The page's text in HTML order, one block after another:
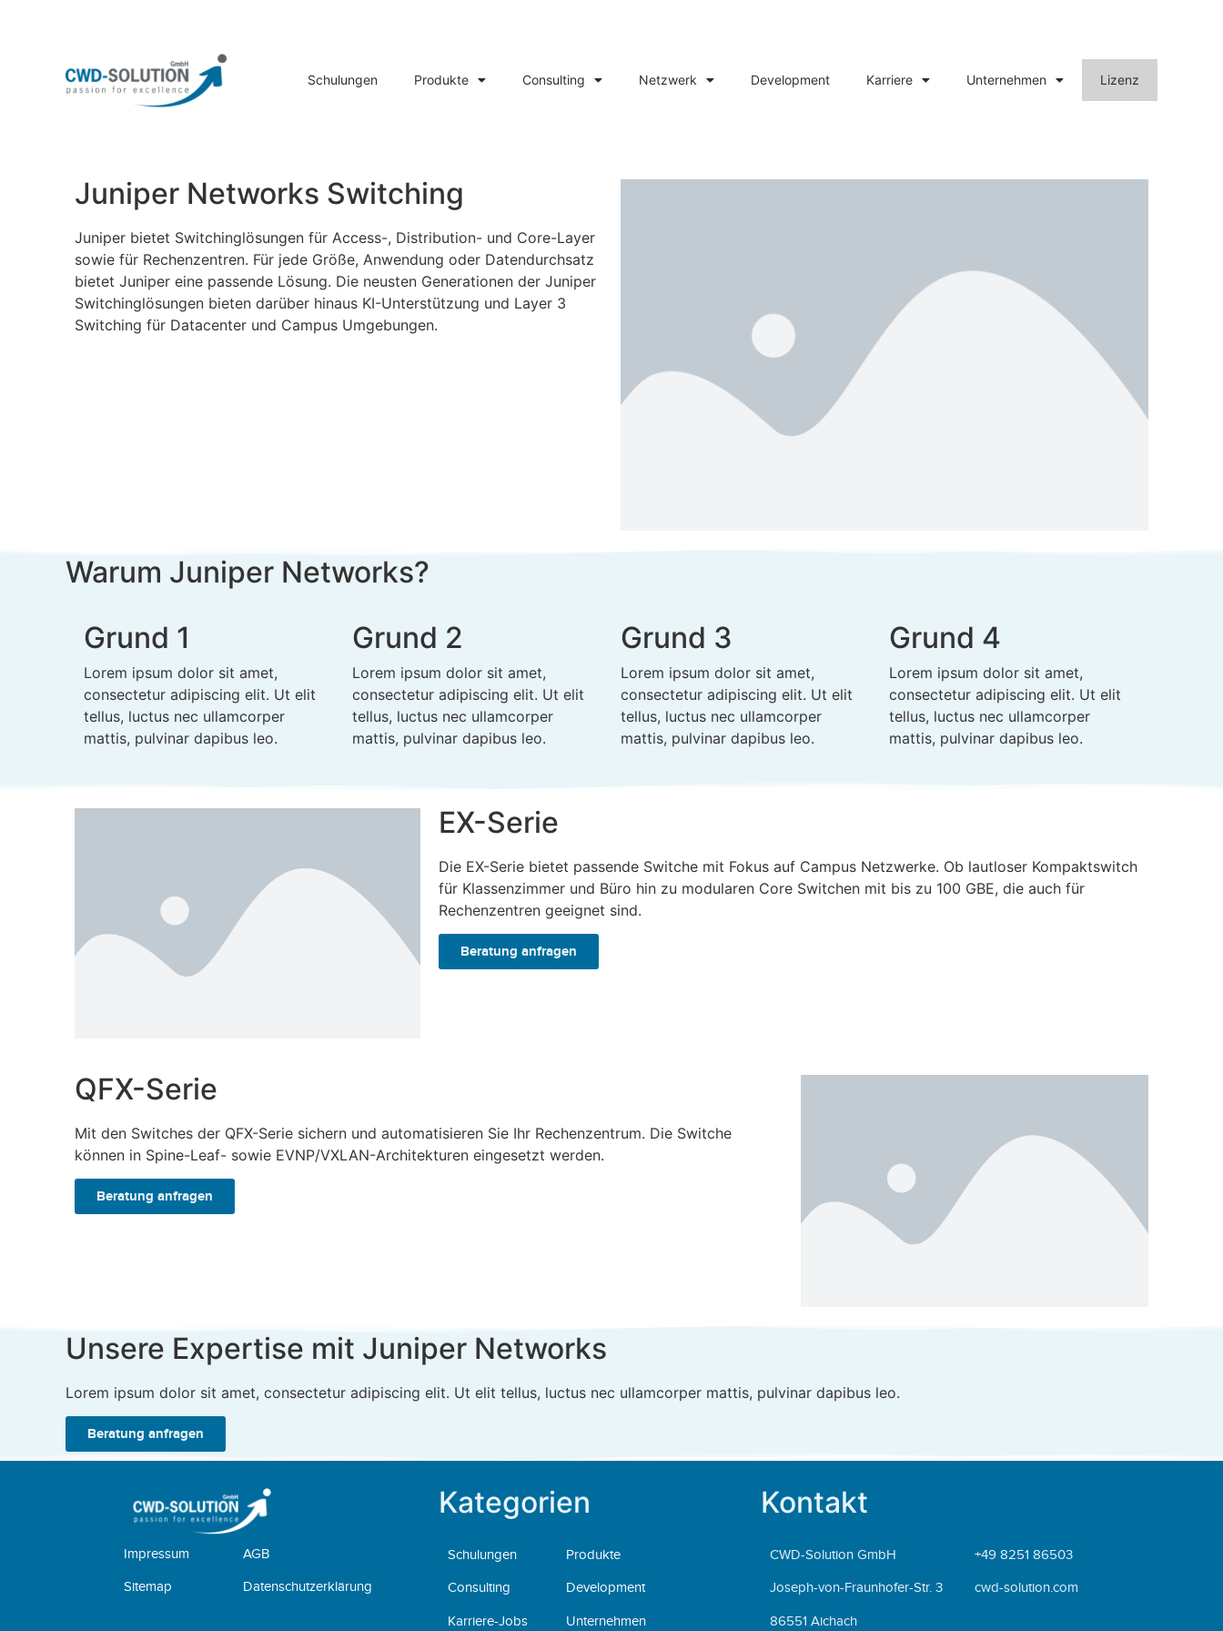
Schulungen Produkte Consulting Netzwerk Development Karriere Unternehmen Lizenz
Juniper Networks Switching
Juniper bietet Switchinglösungen für Access-, Distribution- und Core-Layer
sowie für Rechenzentren. Für jede Größe, Anwendung oder Datendurchsatz
bietet Juniper eine passende Lösung. Die neusten Generationen der Juniper
Switchinglösungen bieten darüber hinaus KI-Unterstützung und Layer 3
Switching für Datacenter und Campus Umgebungen.
Warum Juniper Networks?
Grund 1
Lorem ipsum dolor sit amet,
consectetur adipiscing elit. Ut elit
tellus, luctus nec ullamcorper
mattis, pulvinar dapibus leo.
Grund 2
Lorem ipsum dolor sit amet,
consectetur adipiscing elit. Ut elit
tellus, luctus nec ullamcorper
mattis, pulvinar dapibus leo.
Grund 3
Lorem ipsum dolor sit amet,
consectetur adipiscing elit. Ut elit
tellus, luctus nec ullamcorper
mattis, pulvinar dapibus leo.
Grund 4
Lorem ipsum dolor sit amet,
consectetur adipiscing elit. Ut elit
tellus, luctus nec ullamcorper
mattis, pulvinar dapibus leo.
EX-Serie
Die EX-Serie bietet passende Switche mit Fokus auf Campus Netzwerke. Ob lautloser Kompaktswitch
für Klassenzimmer und Büro hin zu modularen Core Switchen mit bis zu 100 GBE, die auch für
Rechenzentren geeignet sind.
Beratung anfragen
QFX-Serie
Mit den Switches der QFX-Serie sichern und automatisieren Sie Ihr Rechenzentrum. Die Switche
können in Spine-Leaf- sowie EVNP/VXLAN-Architekturen eingesetzt werden.
Beratung anfragen
Unsere Expertise mit Juniper Networks
Lorem ipsum dolor sit amet, consectetur adipiscing elit. Ut elit tellus, luctus nec ullamcorper mattis, pulvinar dapibus leo.
Beratung anfragen
Impressum
Sitemap
AGB
Datenschutzerklärung
Kategorien
Schulungen
Consulting
Karriere-Jobs
Produkte
Development
Unternehmen
Kontakt
CWD-Solution GmbH
Joseph-von-Fraunhofer-Str. 3
86551 Aichach
+49 8251 86503
cwd-solution.com